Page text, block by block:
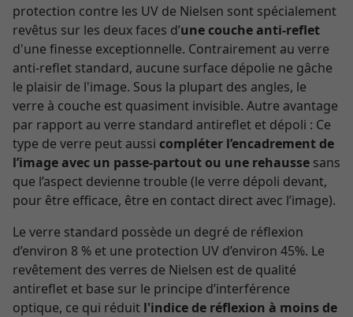
protection contre les UV de Nielsen sont spécialement
revêtus sur les deux faces d’une couche anti-reflet
d'une finesse exceptionnelle. Contrairement au verre
anti-reflet standard, aucune surface dépolie ne gâche
le plaisir de l'image. Sous la plupart des angles, le
verre à couche est quasiment invisible. Autre avantage
par rapport au verre standard antireflet et dépoli : Ce
type de verre peut aussi compléter l’encadrement de
l’image avec un passe-partout ou une rehausse sans
que l’aspect devienne trouble (le verre dépoli devant,
pour être efficace, être en contact direct avec l’image).
Le verre standard possède un degré de réflexion
d’environ 8 % et une protection UV d’environ 45%. Le
revêtement des verres de Nielsen est de qualité
antireflet et base sur le principe d’interférence
optique, ce qui réduit l'indice de réflexion à moins de